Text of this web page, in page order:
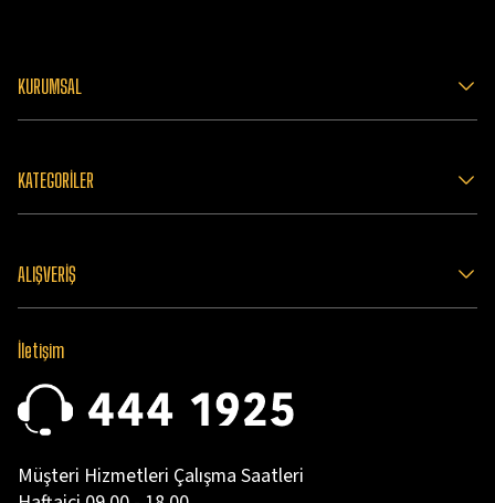
KURUMSAL
KATEGORİLER
ALIŞVERİŞ
İletişim
Müşteri Hizmetleri Çalışma Saatleri